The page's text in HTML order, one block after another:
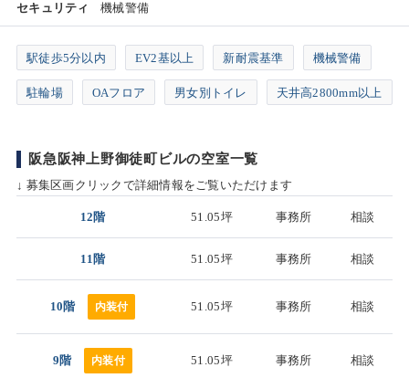
セキュリティ 機械警備
駅徒歩5分以内 EV2基以上 新耐震基準 機械警備
駐輪場 OAフロア 男女別トイレ 天井高2800mm以上
阪急阪神上野御徒町ビルの空室一覧
↓ 募集区画クリックで詳細情報をご覧いただけます
12階 51.05坪 事務所 相談
11階 51.05坪 事務所 相談
10階 内装付 51.05坪 事務所 相談
9階 内装付 51.05坪 事務所 相談